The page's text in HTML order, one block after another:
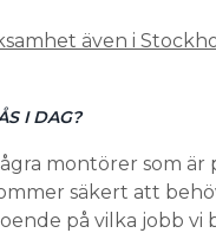
även i
I DAG?
montörer som är
säkert att
på vilka jobb vi